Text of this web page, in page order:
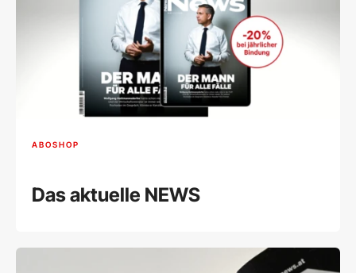
ABOSHOP
Das aktuelle NEWS